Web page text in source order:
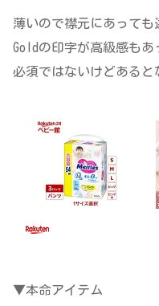
薄いので襟元にあっても
Goldの印字が高級感も
必須ではないけどあると
▼本命アイテム